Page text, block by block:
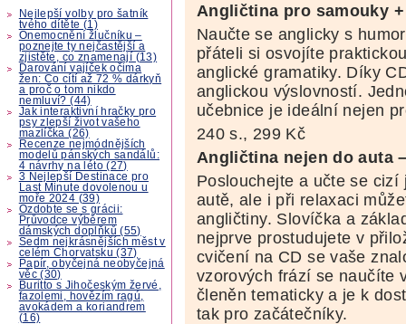
Nejlepší volby pro šatník
tvého dítěte (1)
Onemocnění žlučníku –
poznejte ty nejčastější a
zjistěte, co znamenají (13)
Darování vajíček očima
žen: Co cítí až 72 % dárkyň
a proč o tom nikdo
nemluví? (44)
Jak interaktivní hračky pro
psy zlepší život vašeho
mazlíčka (26)
Recenze nejmódnějších
modelů pánských sandálů:
4 návrhy na léto (27)
3 Nejlepší Destinace pro
Last Minute dovolenou u
moře 2024 (39)
Ozdobte se s grácii:
Průvodce výběrem
dámských doplňků (55)
Sedm nejkrásnějších měst v
celém Chorvatsku (37)
Papír, obyčejná neobyčejná
věc (30)
Buritto s Jihočeským žervé,
fazolemi, hovězím ragú,
avokádem a koriandrem
(16)
Angličtina pro samouky +
Naučte se anglicky s
přáteli si osvojíte
anglické gramatiky. Díky
anglickou výslovností.
učebnice je ideální nejen
240 s., 299 Kč
Angličtina nejen do auta
Poslouchejte a učte se
autě, ale i při relaxaci
angličtiny. Slovíčka a
nejprve prostudujete v
cvičení na CD se vaše
vzorových frází se naučíte
členěn tematicky a je k
tak pro začátečníky.